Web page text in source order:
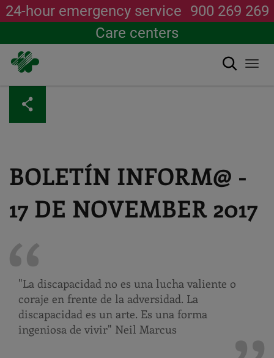
content
24-hour emergency service 900 269 269
Care centers
Search
BOLETÍN INFORM@ -
17 DE NOVEMBER 2017
"La discapacidad no es una lucha valiente o
coraje en frente de la adversidad. La
discapacidad es un arte. Es una forma
ingeniosa de vivir" Neil Marcus